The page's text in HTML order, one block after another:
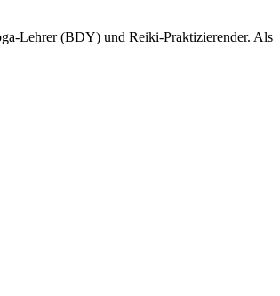
Lehrer (BDY) und Reiki-Praktizierender. Als